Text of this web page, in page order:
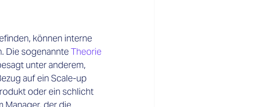
können interne
Die sogenannte Theorie
unter anderem,
auf ein Scale-up
oder ein schlicht
Manager, der die